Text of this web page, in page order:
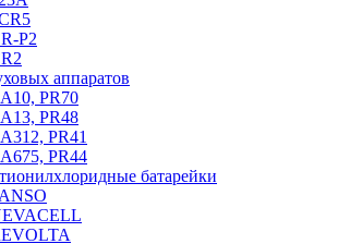
P2
аппаратов
PR70
PR48
PR41
PR44
батарейки